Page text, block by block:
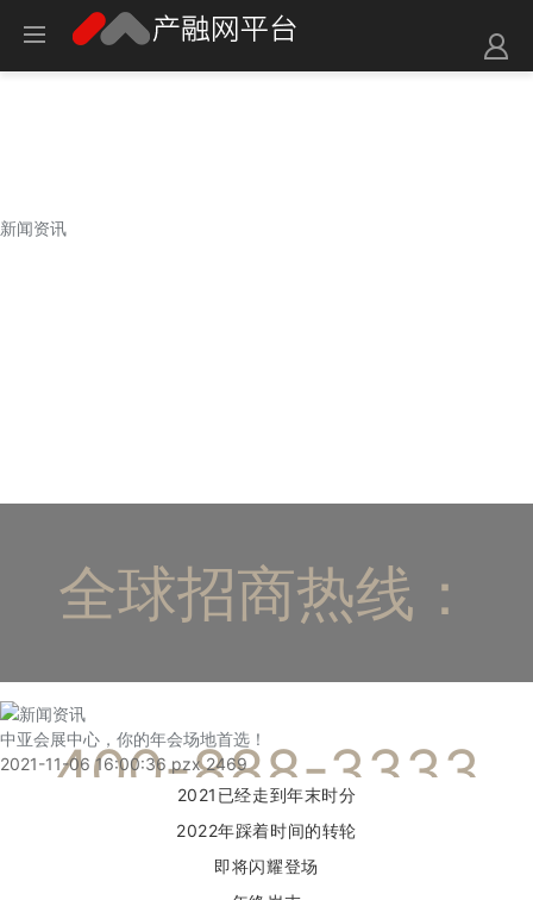
新闻资讯
全球招商热线：
400-888-3333
中亚会展中心，你的年会场地首选！
2021-11-06 16:00:36 pzx 2469
2021已经走到年末时分
2022年踩着时间的转轮
即将闪耀登场